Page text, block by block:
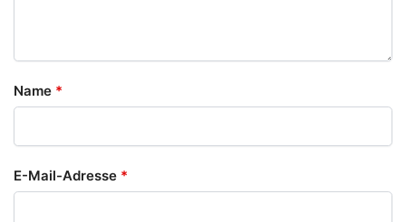
Name *
E-Mail-Adresse *